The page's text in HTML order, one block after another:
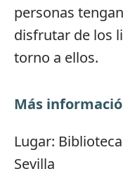
personas
disfrutar de los
torno a ellos.
Más
Lugar:
Sevilla